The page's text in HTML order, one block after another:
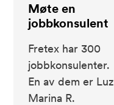
Møte en
jobbkonsulent
Fretex har 300
jobbkonsulenter.
En av dem er Luz
Marina R.